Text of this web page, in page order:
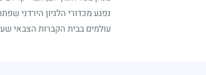
נפגע מכדורי הלגיון הירדני
עולמים בבית הקברות הצבאי